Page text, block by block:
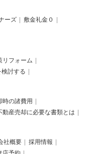
ーズ
敷金礼金０
リフォーム
検討する
時の諸費用
動産売却に必要な書類とは
社概要
採用情報